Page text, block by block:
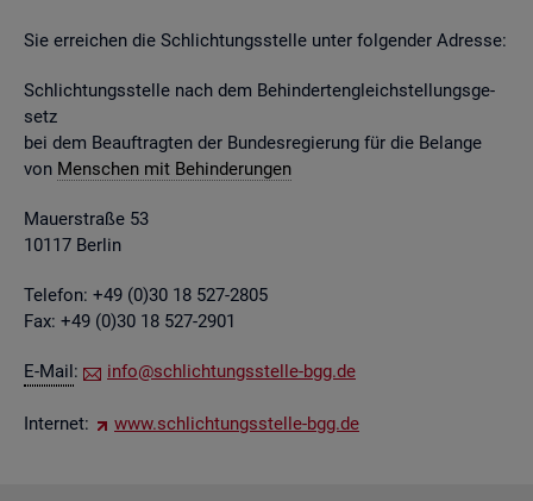
Sie er­rei­chen die Schlich­tungs­stel­le unter fol­gen­der Adres­se:
Schlich­tungs­stel­le nach dem Be­hin­der­ten­gleich­stel­lungs­ge­
setz
bei dem Be­auf­trag­ten der Bun­des­re­gie­rung für die Be­lan­ge
von Men­schen mit Be­hin­de­run­gen
Mau­er­stra­ße 53
10117 Ber­lin
Te­le­fon: +49 (0)30 18 527-2805
Fax: +49 (0)30 18 527-2901
E-Mail: info@​sch​lich​tung​sste​lle-​bgg.​de
In­ter­net: www.​sch​lich​tung​sste​lle-​bgg.​de